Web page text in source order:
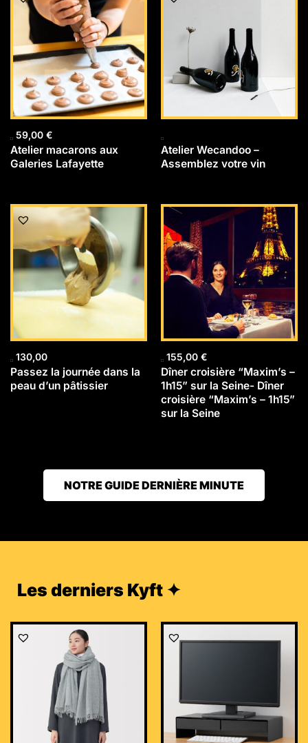
59,00 €
Atelier macarons aux
Galeries Lafayette
Atelier Wecandoo –
Assemblez votre vin
130,00
Passez la journée dans la
peau d’un pâtissier
155,00 €
Dîner croisière “Maxim’s –
1h15” sur la Seine- Dîner
croisière “Maxim’s – 1h15”
sur la Seine
NOTRE GUIDE DERNIÈRE MINUTE
Les derniers Kyft ✦